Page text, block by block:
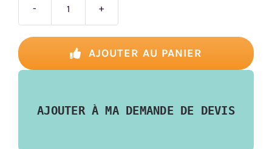
Inspired
by
Gauguin
AJOUTER AU PANIER
AJOUTER À MA DEMANDE DE DEVIS